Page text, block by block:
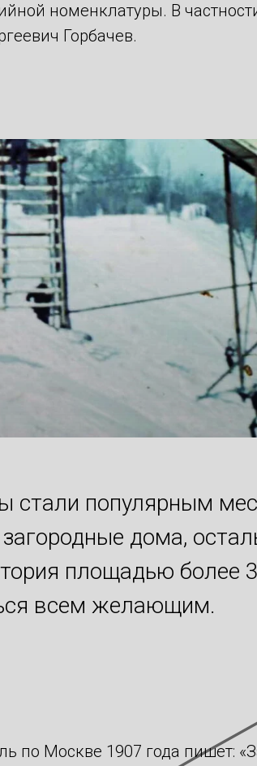
номенклатуры. В
Горбачев.
стали популярным
дома,
площадью более
всем желающим.
по Москве 1907 года пишет: